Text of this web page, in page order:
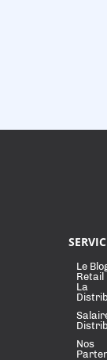
Le
Retail
La
Nos